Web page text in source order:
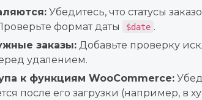
Убедитесь, что статусы
формат даты $date .
заказы: Добавьте проверку
удалением.
к функциям WooCommerce:
после его загрузки (например, в